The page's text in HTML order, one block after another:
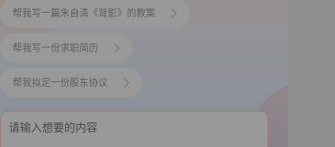
帮我写一篇朱自清《背影》的教案
帮我写一份求职简历
帮我拟定一份股东协议